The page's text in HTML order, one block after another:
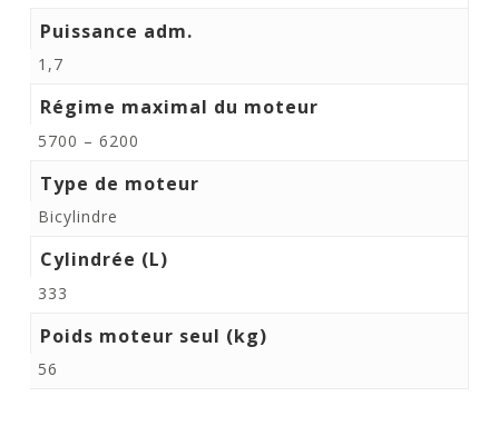
Puissance adm.
1,7
Régime maximal du moteur
5700 – 6200
Type de moteur
Bicylindre
Cylindrée (L)
333
Poids moteur seul (kg)
56